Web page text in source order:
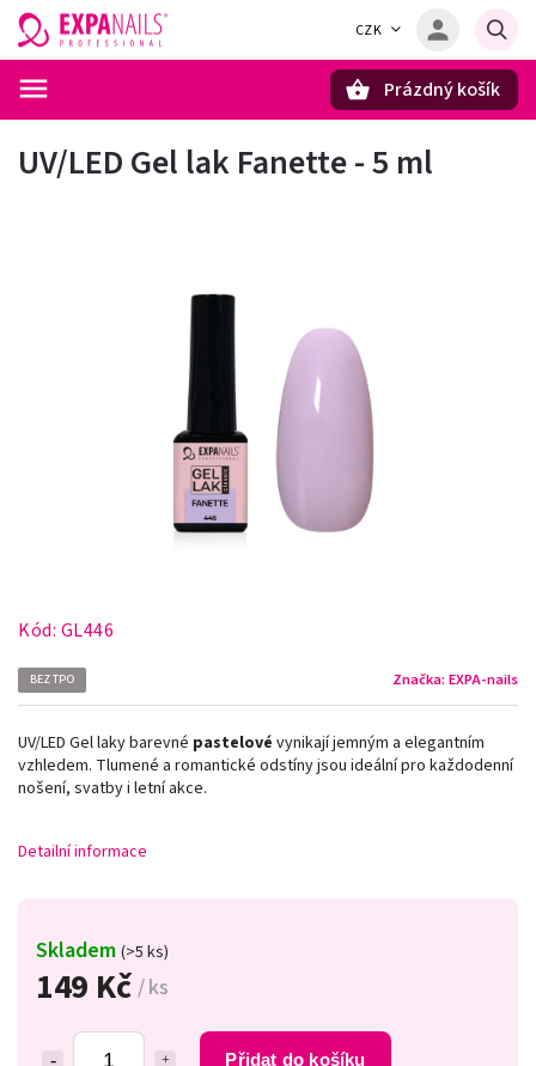
CZK
Prázdný košík
UV/LED Gel lak Fanette - 5 ml
Kód: GL446
BEZ TPO Značka: EXPA-nails
149 Kč / ks
Přidat do košíku
Skladem (>5 ks)
UV/LED Gel laky barevné pastelové vynikají jemným a elegantním
vzhledem. Tlumené a romantické odstíny jsou ideální pro každodenní
nošení, svatby i letní akce.
Detailní informace